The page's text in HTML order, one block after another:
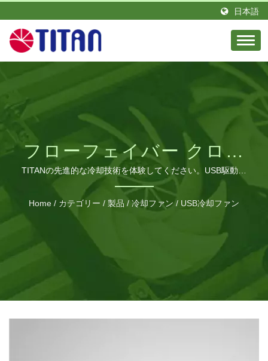
日本語
フローフェイバー クロス
フローファン：ベビーカ
ーや車両向けのプレミア
TITANの先進的な冷却技術を体験してください。USB駆動の
タワーファンは、業務用グレードの風量と多様な取り付けオ
プションを備えています。
Home / カテゴリー / 製品 / 冷却ファン / USB冷却ファン